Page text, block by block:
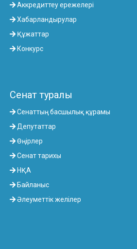
Аккредиттеу ережелері
Хабарландырулар
Құжаттар
Конкурс
Сенат туралы
Сенаттың басшылық құрамы
Депутаттар
Өңірлер
Сенат тарихы
НҚА
Байланыс
Әлеуметтік желілер